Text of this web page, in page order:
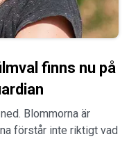
finns nu på
Blommorna är
förstår inte riktigt vad